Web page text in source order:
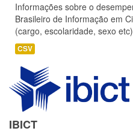
Informações sobre o
Brasileiro de Informação em
(cargo, escolaridade, sexo
CSV
IBICT